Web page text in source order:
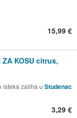
15,99 €
KOSU citrus,
isteka zaliha u Studenac
3,29 €